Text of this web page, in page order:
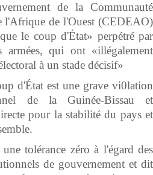
de la Communauté
l'Afrique de l'Ouest (CEDEAO)
le coup d'État» perpétré par
armées, qui ont «illégalement
à un stade décisif»
d'État est une grave vi0lation
de la Guinée-Bissau et
pour la stabilité du pays et
tolérance zéro à l'égard des
de gouvernement et dit